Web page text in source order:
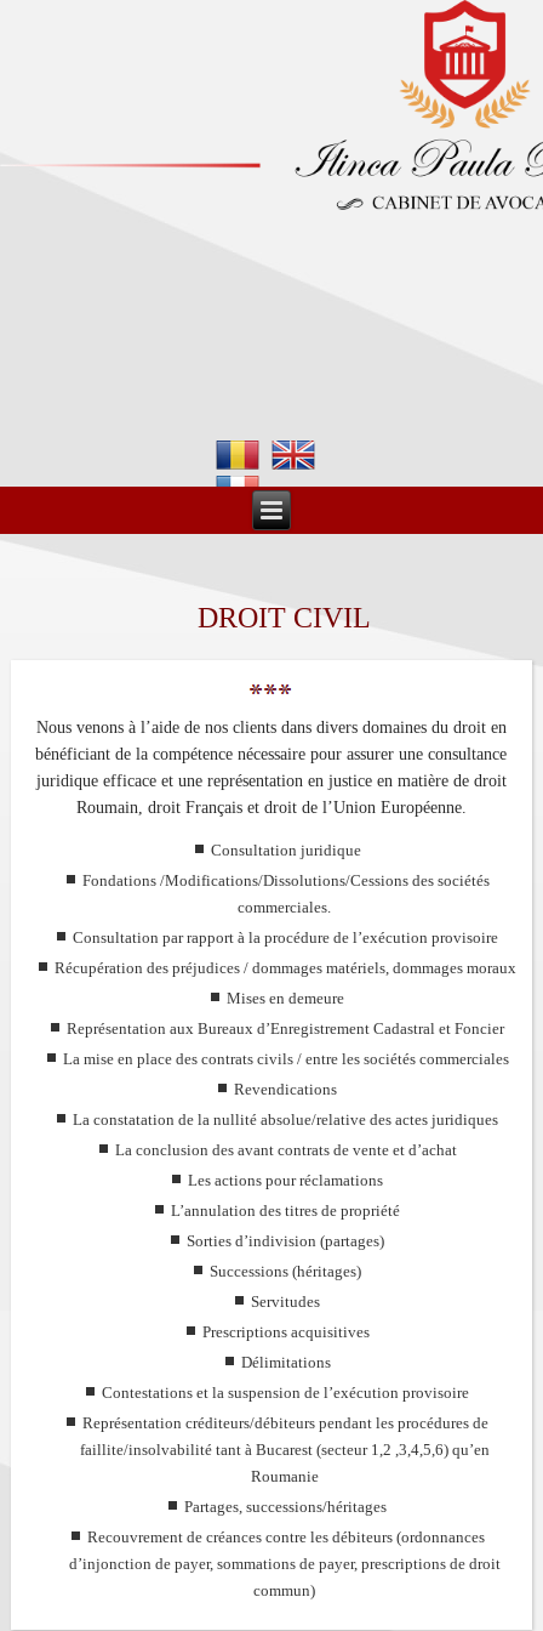
DROIT CIVIL
Nous venons à l’aide de nos clients dans divers domaines du droit en
bénéficiant de la compétence nécessaire pour assurer une consultance
juridique efficace et une représentation en justice en matière de droit
Roumain, droit Français et droit de l’Union Européenne.
Consultation juridique
Fondations /Modifications/Dissolutions/Cessions des sociétés
commerciales.
Consultation par rapport à la procédure de l’exécution provisoire
Récupération des préjudices / dommages matériels, dommages moraux
Mises en demeure
Représentation aux Bureaux d’Enregistrement Cadastral et Foncier
La mise en place des contrats civils / entre les sociétés commerciales
Revendications
La constatation de la nullité absolue/relative des actes juridiques
La conclusion des avant contrats de vente et d’achat
Les actions pour réclamations
L’annulation des titres de propriété
Sorties d’indivision (partages)
Successions (héritages)
Servitudes
Prescriptions acquisitives
Délimitations
Contestations et la suspension de l’exécution provisoire
Représentation créditeurs/débiteurs pendant les procédures de
faillite/insolvabilité tant à Bucarest (secteur 1,2 ,3,4,5,6) qu’en
Roumanie
Partages, successions/héritages
Recouvrement de créances contre les débiteurs (ordonnances
d’injonction de payer, sommations de payer, prescriptions de droit
commun)